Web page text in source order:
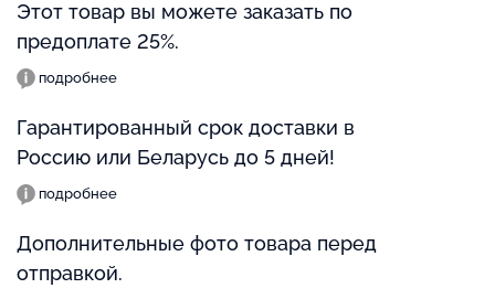
Этот товар вы можете заказать по
предоплате 25%.
подробнее
Гарантированный срок доставки в
Россию или Беларусь до 5 дней!
подробнее
Дополнительные фото товара перед
отправкой.